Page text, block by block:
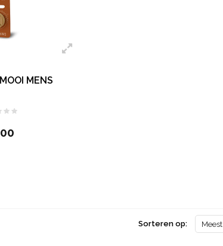
MENS
Sorteren op: